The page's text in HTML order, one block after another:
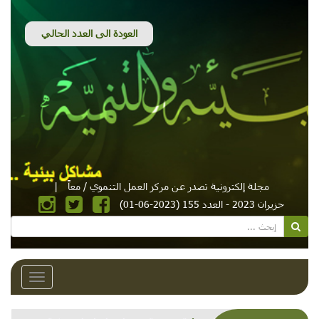
مجلة إلكترونية تصدر عن مركز العمل التنموي / معاً
|
navigation